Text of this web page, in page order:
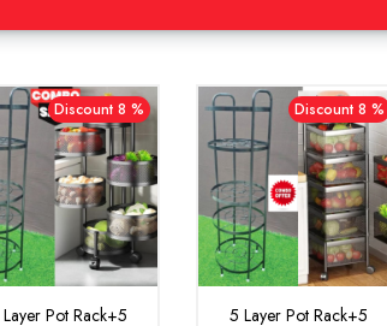
Discount 8 %
Pot Rack+5
Discount 8 %
5 Layer Pot Rack+5